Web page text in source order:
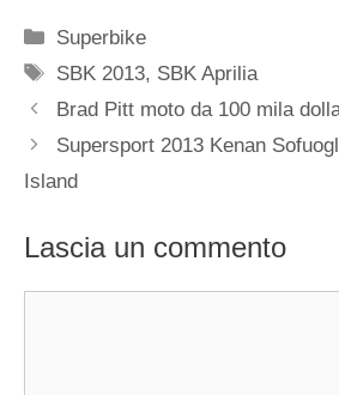
Categorie
Superbike
Tag
SBK 2013, SBK Aprilia
Brad Pitt moto da 100 mila
Supersport 2013 Kenan
Island
Lascia un commento